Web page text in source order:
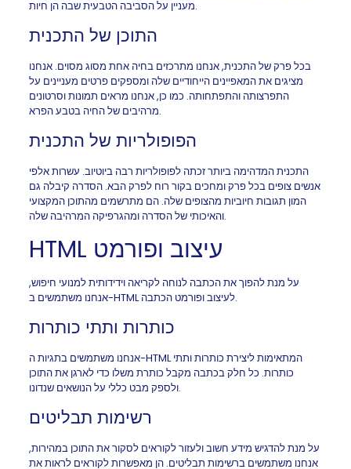
מעניין על הסביבה הטבעית שבה הן חיות.
התוכן של התכנית
בכל פרק של התכנית, אנחנו מתרכזים בחיה אחת מסוג מסוים. אנחנו
מציגים את המאפיינים הייחודיים שלה ומספקים פרטים מעניינים על
התפרצותה והתפתחותה. כמו כן, אנחנו מראים תמונות וסרטונים
מרהיבים של החיה בטבע הפרא.
הפופולריות של התכנית
התכנית המדהימה ביותר זכתה לפופולריות רבה ביוטיוב. עשרות אלפי
אנשים צופים בכל פרק ומחכים בקור רוח לפרק הבא. הסדרה קיבלה גם
המון תגובות חיוביות מהצופים שלה. הם מתרשמים מהתוכן המקצועי
והאיכותי של הסדרה ומהגרפיקה המרהיבה שלה.
HTML עיצוב ופורמט
על מנת להפוך את הכתבה לנוחה לקריאה וידידותית למנועי חיפוש,
אנחנו משתמשים ב-HTML לעיצוב ופורמט הכתבה.
כותרות ותתי כותרות
אנחנו משתמשים בתגיות ה-HTML המתאימות ליצירת כותרות ותתי
כותרות. כל חלק בכתבה מקבל כותרת משלו כדי לארגן את התוכן
ולספק מבט כללי על הנושאים שנדונו.
רשימות תבליטים
על מנת להדגיש מידע חשוב ולעזור לקוראים לסקור את התוכן במהירות,
אנחנו משתמשים ברשימות תבליטים. הן מאפשרות לקוראים לראות את